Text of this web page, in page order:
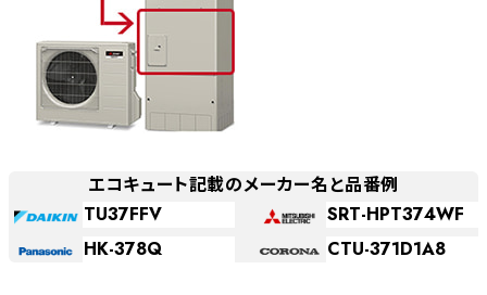
エコキュート記載のメーカー名と品番例
TU37FFV
SRT-HPT374WF
HK-378Q
CTU-371D1A8